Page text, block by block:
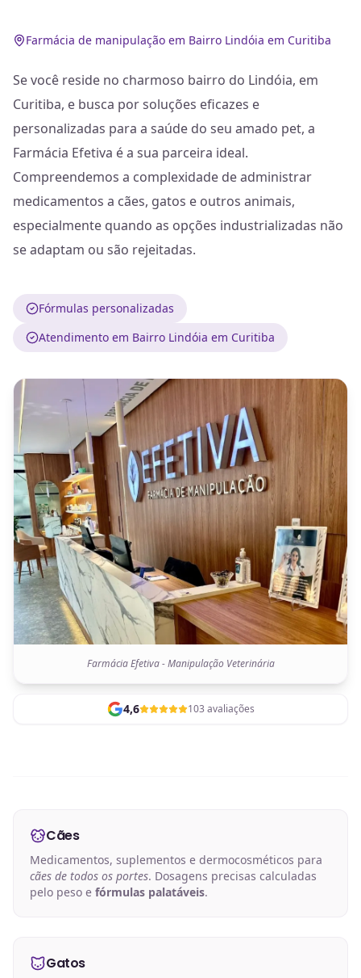
Farmácia de manipulação em Bairro Lindóia em Curitiba
Se você reside no charmoso bairro do Lindóia, em
Curitiba, e busca por soluções eficazes e
personalizadas para a saúde do seu amado pet, a
Farmácia Efetiva é a sua parceira ideal.
Compreendemos a complexidade de administrar
medicamentos a cães, gatos e outros animais,
especialmente quando as opções industrializadas não
se adaptam ou são rejeitadas.
Fórmulas personalizadas
Atendimento em Bairro Lindóia em Curitiba
Farmácia Efetiva - Manipulação Veterinária
4,6 103 avaliações
Cães
Medicamentos, suplementos e dermocosméticos para
cães de todos os portes. Dosagens precisas calculadas
pelo peso e fórmulas palatáveis.
Gatos